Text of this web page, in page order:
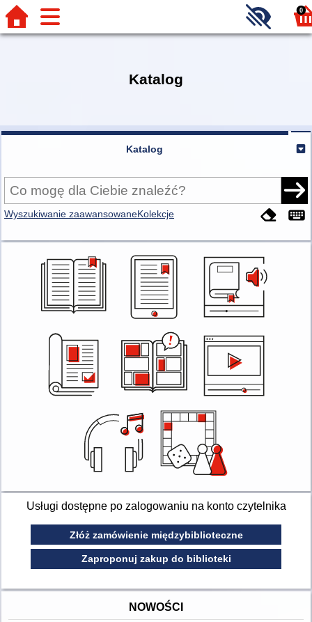
0
Katalog
Katalog
Wyszukiwanie zaawansowaneKolekcje
Usługi dostępne po zalogowaniu na konto czytelnika
Złóż zamówienie międzybiblioteczne
Zaproponuj zakup do biblioteki
NOWOŚCI